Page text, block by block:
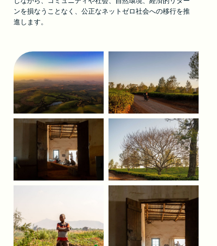
ンを損なうことなく、公正なネットゼロ社会への移行を推
進します。